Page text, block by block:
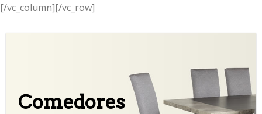
[/vc_column][/vc_row]
Comedores